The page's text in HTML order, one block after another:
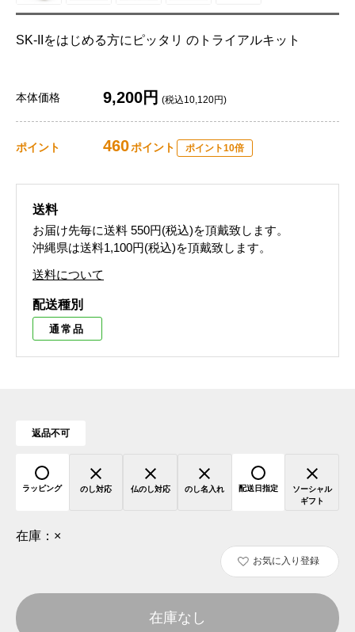
SK-IIをはじめる方にピッタリ のトライアルキット
本体価格 9,200円 (税込10,120円)
ポイント 460ポイント ポイント10倍
送料
お届け先毎に送料 550円(税込)を頂戴致します。
沖縄県は送料1,100円(税込)を頂戴致します。
送料について
配送種別
通常品
返品不可
ラッピング のし対応 仏のし対応 のし名入れ 配送日指定
ソーシャル
ギフト
在庫： ×
お気に入り登録
在庫なし